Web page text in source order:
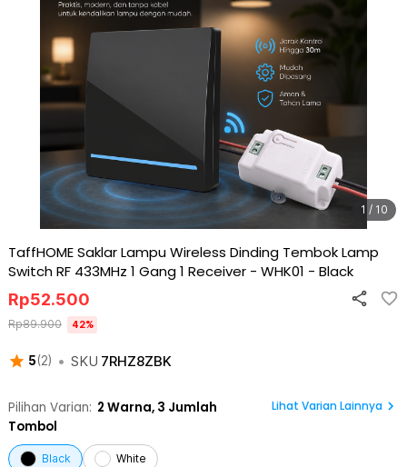
1 / 10
TaffHOME Saklar Lampu Wireless Dinding Tembok Lamp
Switch RF 433MHz 1 Gang 1 Receiver - WHK01 - Black
5(2) • SKU 7RHZ8ZBK
Rp52.500
Rp89.900 42%
Pilihan Varian: 2 Warna, 3 Jumlah
Tombol
Lihat Varian Lainnya
Black White